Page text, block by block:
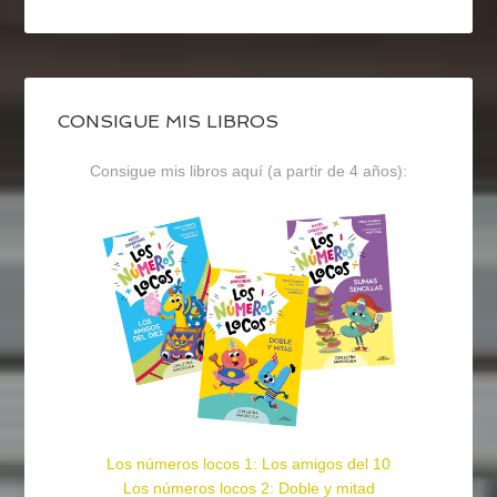
CONSIGUE MIS LIBROS
Consigue mis libros aquí (a partir de 4 años):
Los números locos 1: Los amigos del 10
Los números locos 2: Doble y mitad